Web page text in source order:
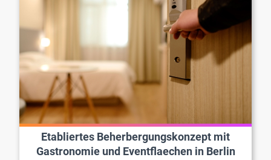
Etabliertes Beherbergungskonzept mit
Gastronomie und Eventflaechen in Berlin